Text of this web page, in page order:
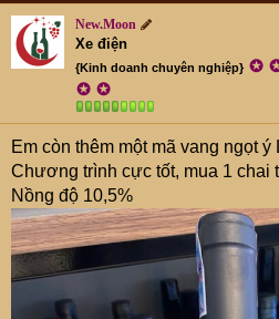
New.Moon
Xe điện
{Kinh doanh chuyên nghiệp} ✪
✪ ✪
Em còn thêm một mã vang ngọt ý
Chương trình cực tốt, mua 1 chai
Nồng độ 10,5%